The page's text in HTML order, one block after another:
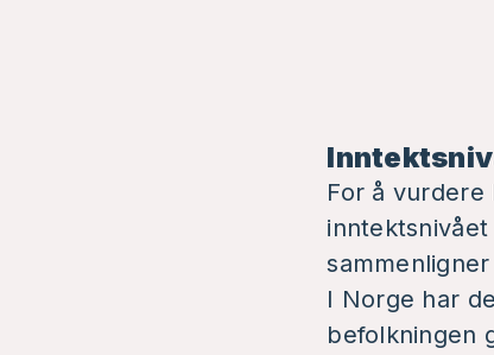
For å
I Norge har
befolkningen